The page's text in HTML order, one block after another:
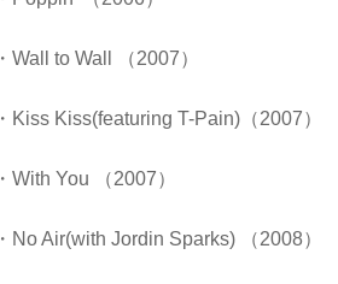
・Wall to Wall （2007）
・Kiss Kiss(featuring T-Pain)（2007）
・With You （2007）
・No Air(with Jordin Sparks) （2008）